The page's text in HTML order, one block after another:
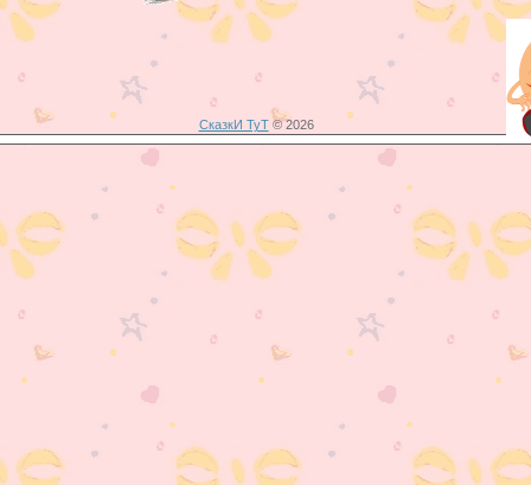
СказкИ ТуТ© 2026